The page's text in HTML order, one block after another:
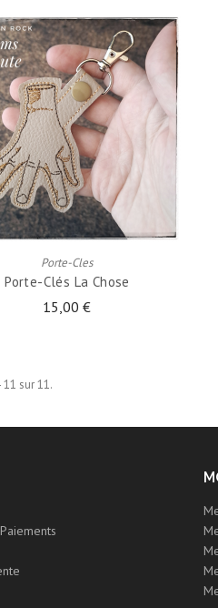
Porte-Cles
Porte-Clés La Chose
15,00 €
AJOUTER AU PANIER
11 sur 11.